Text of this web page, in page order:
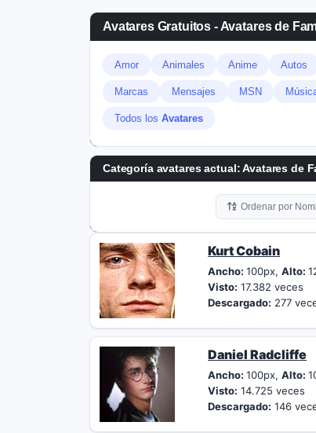
Avatares Gratuitos - Avatares de
Amor Animales Anime Autos
Marcas Mensajes MSN
Todos los Avatares
Categoría avatares actual: Avatares de
Ordenar por
Kurt Cobain
Ancho:100px,Alto:
Visto: 17.382 veces
Descargado: 277
Daniel Radcliffe
Ancho:100px,Alto:
Visto: 14.725 veces
Descargado: 146